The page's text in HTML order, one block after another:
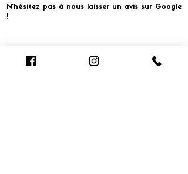
N'hésitez pas à nous laisser un avis sur Google
!
Cliquer pour laisser un avis